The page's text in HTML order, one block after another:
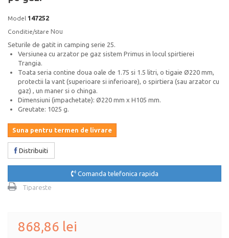
Model 147252
Conditie/stare Nou
Seturile de gatit in camping serie 25.
Versiunea cu arzator pe gaz sistem Primus in locul spirtierei
Trangia.
Toata seria contine doua oale de 1.75 si 1.5 litri, o tigaie Ø220 mm,
protectii la vant (superioare si inferioare), o spirtiera (sau arzator cu
gaz) , un maner si o chinga.
Dimensiuni (impachetate): Ø220 mm x H105 mm.
Greutate: 1025 g.
Suna pentru termen de livrare
Distribuiti
Comanda telefonica rapida
Tipareste
868,86 lei